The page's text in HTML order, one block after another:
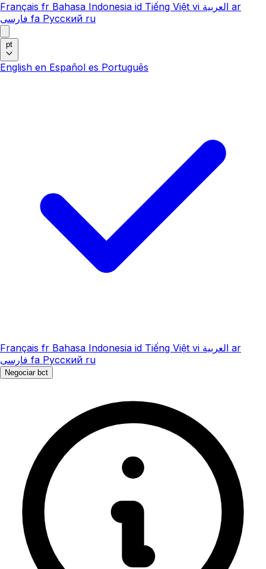
Français fr Bahasa Indonesia id Tiếng Việt vi العربية ar
فارسی fa Русский ru
pt
English en Español es Português
Français fr Bahasa Indonesia id Tiếng Việt vi العربية ar
فارسی fa Русский ru
Negociar bct